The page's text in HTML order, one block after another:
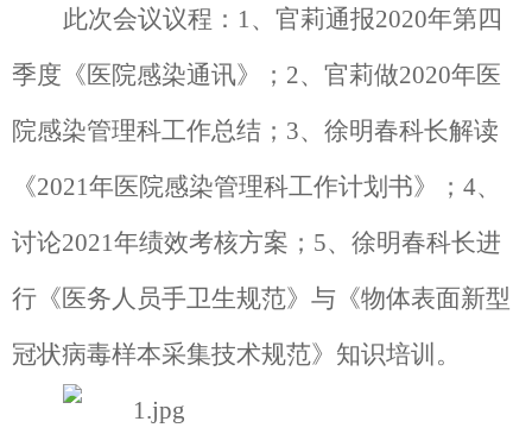
此次会议议程： 1 、官莉通报2020年第四
季度《医院感染通讯》； 2、官莉做2020年医
院感染管理科工作总结； 3、徐明春科长解读
《2021年医院感染管理科工作计划书》； 4、
讨论2021年绩效考核方案； 5、徐明春科长进
行《医务人员手卫生规范》与《物体表面新型
冠状病毒样本采集技术规范》知识培训。